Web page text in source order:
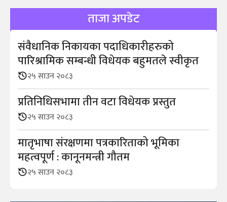
ताजा अपडेट
संवैधानिक निकायका पदाधिकारीहरुको
पारिश्रामिक सम्बन्धी विधेयक बहुमतले स्वीकृत
२५ साउन २०८३
प्रतिनिधिसभामा तीन वटा विधेयक प्रस्तुत
२५ साउन २०८३
मातृभाषा संरक्षणमा पत्रकारिताको भूमिका
महत्वपूर्ण : कानूनमन्त्री गौतम
२५ साउन २०८३